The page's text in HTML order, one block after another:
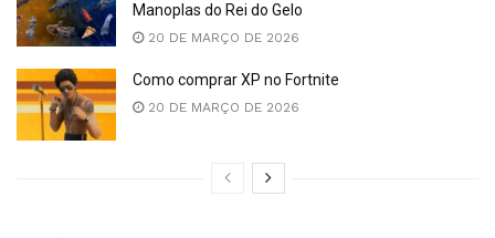
Manoplas do Rei do Gelo
20 DE MARÇO DE 2026
Como comprar XP no Fortnite
20 DE MARÇO DE 2026